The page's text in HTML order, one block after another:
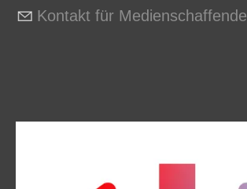
Kontakt für Medienschaffende